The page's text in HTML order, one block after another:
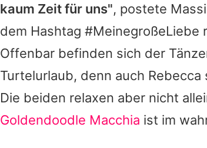
kaum Zeit für uns", postete
dem Hashtag #MeinegroßeLiebe
Offenbar befinden sich der
Turtelurlaub, denn auch Rebecca
Die beiden relaxen aber nicht
Goldendoodle Macchia ist im